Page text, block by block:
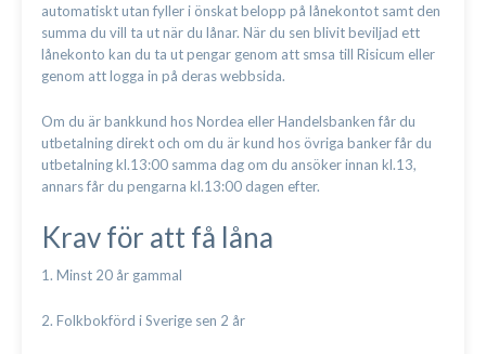
automatiskt utan fyller i önskat belopp på lånekontot samt den
summa du vill ta ut när du lånar. När du sen blivit beviljad ett
lånekonto kan du ta ut pengar genom att smsa till Risicum eller
genom att logga in på deras webbsida.
Om du är bankkund hos Nordea eller Handelsbanken får du
utbetalning direkt och om du är kund hos övriga banker får du
utbetalning kl.13:00 samma dag om du ansöker innan kl.13,
annars får du pengarna kl.13:00 dagen efter.
Krav för att få låna
1. Minst 20 år gammal
2. Folkbokförd i Sverige sen 2 år